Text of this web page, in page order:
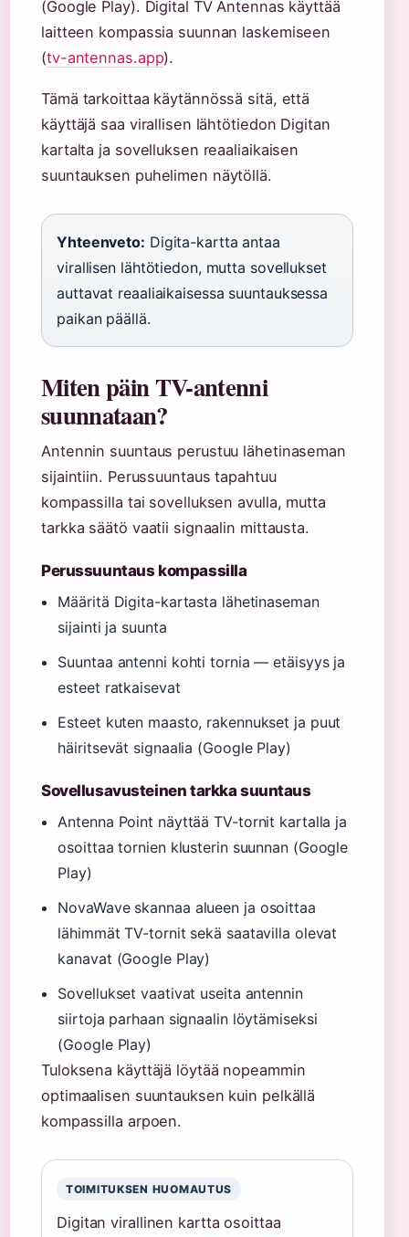
(Google Play). Digital TV Antennas käyttää
laitteen kompassia suunnan laskemiseen
(tv-antennas.app).
Tämä tarkoittaa käytännössä sitä, että
käyttäjä saa virallisen lähtötiedon Digitan
kartalta ja sovelluksen reaaliaikaisen
suuntauksen puhelimen näytöllä.
Yhteenveto: Digita-kartta antaa
virallisen lähtötiedon, mutta sovellukset
auttavat reaaliaikaisessa suuntauksessa
paikan päällä.
Miten päin TV-antenni
suunnataan?
Antennin suuntaus perustuu lähetinaseman
sijaintiin. Perussuuntaus tapahtuu
kompassilla tai sovelluksen avulla, mutta
tarkka säätö vaatii signaalin mittausta.
Perussuuntaus kompassilla
Määritä Digita-kartasta lähetinaseman
sijainti ja suunta
Suuntaa antenni kohti tornia — etäisyys ja
esteet ratkaisevat
Esteet kuten maasto, rakennukset ja puut
häiritsevät signaalia (Google Play)
Sovellusavusteinen tarkka suuntaus
Antenna Point näyttää TV-tornit kartalla ja
osoittaa tornien klusterin suunnan (Google
Play)
NovaWave skannaa alueen ja osoittaa
lähimmät TV-tornit sekä saatavilla olevat
kanavat (Google Play)
Sovellukset vaativat useita antennin
siirtoja parhaan signaalin löytämiseksi
(Google Play)
Tuloksena käyttäjä löytää nopeammin
optimaalisen suuntauksen kuin pelkällä
kompassilla arpoen.
TOIMITUKSEN HUOMAUTUS
Digitan virallinen kartta osoittaa